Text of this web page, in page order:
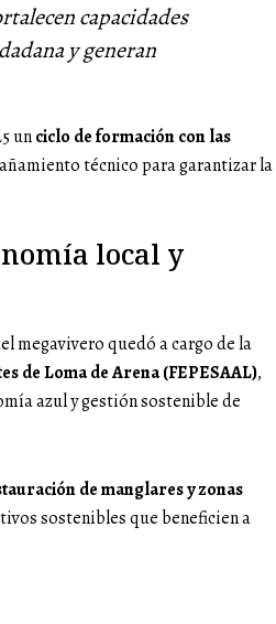
capacidades
y generan
unciclo de formación con las
técnico para garantizar la
local y
megavivero quedó a cargo de la
de Loma de Arena (FEPESAAL),
azul y gestión sostenible de
de manglares y zonas
sostenibles que beneficien a